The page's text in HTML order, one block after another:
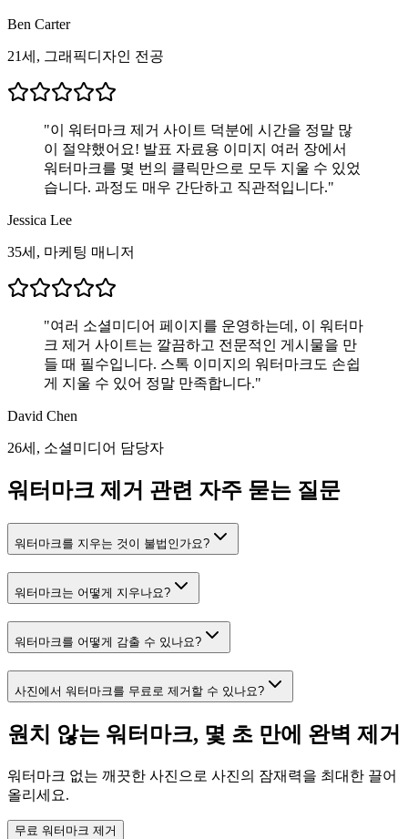
Ben Carter
21세, 그래픽디자인 전공
"이 워터마크 제거 사이트 덕분에 시간을 정말 많
이 절약했어요! 발표 자료용 이미지 여러 장에서
워터마크를 몇 번의 클릭만으로 모두 지울 수 있었
습니다. 과정도 매우 간단하고 직관적입니다."
Jessica Lee
35세, 마케팅 매니저
"여러 소셜미디어 페이지를 운영하는데, 이 워터마
크 제거 사이트는 깔끔하고 전문적인 게시물을 만
들 때 필수입니다. 스톡 이미지의 워터마크도 손쉽
게 지울 수 있어 정말 만족합니다."
David Chen
26세, 소셜미디어 담당자
워터마크 제거 관련 자주 묻는 질문
워터마크를 지우는 것이 불법인가요?
워터마크는 어떻게 지우나요?
워터마크를 어떻게 감출 수 있나요?
사진에서 워터마크를 무료로 제거할 수 있나요?
원치 않는 워터마크, 몇 초 만에 완벽 제거
워터마크 없는 깨끗한 사진으로 사진의 잠재력을 최대한 끌어
올리세요.
무료 워터마크 제거